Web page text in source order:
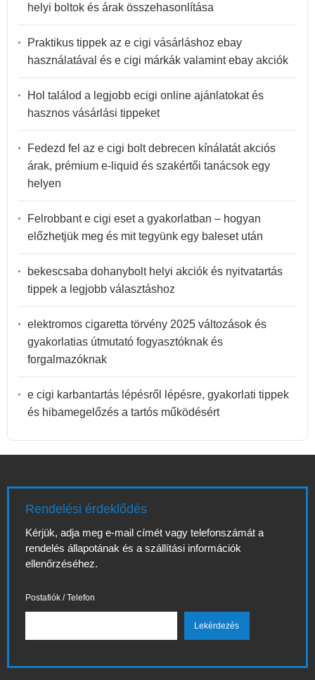
helyi boltok és árak összehasonlítása
Praktikus tippek az e cigi vásárláshoz ebay
használatával és e cigi márkák valamint ebay akciók
Hol találod a legjobb ecigi online ajánlatokat és
hasznos vásárlási tippeket
Fedezd fel az e cigi bolt debrecen kínálatát akciós
árak, prémium e-liquid és szakértői tanácsok egy
helyen
Felrobbant e cigi eset a gyakorlatban – hogyan
előzhetjük meg és mit tegyünk egy baleset után
bekescsaba dohanybolt helyi akciók és nyitvatartás
tippek a legjobb választáshoz
elektromos cigaretta törvény 2025 változások és
gyakorlatias útmutató fogyasztóknak és
forgalmazóknak
e cigi karbantartás lépésről lépésre, gyakorlati tippek
és hibamegelőzés a tartós működésért
Rendelési érdeklődés
Kérjük, adja meg e-mail címét vagy telefonszámát a
rendelés állapotának és a szállítási információk
ellenőrzéséhez.
Postafiók / Telefon